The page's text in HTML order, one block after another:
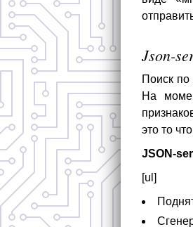
Json-
Поиск
На
это то
JSON-
[ul]